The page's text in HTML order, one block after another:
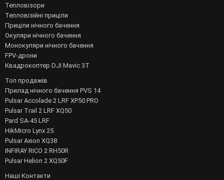
Тепловізори
Тепловізійні приціли
Приціли нічного бачення
Окуляри нічного бачення
Монокуляри нічного бачення
FPV-дрони
Квадрокоптер DJI Mavic 3T
Топ продажів
Прилад нічного бачення PVS 14
Pulsar Accolade 2 LRF XP50 PRO
Pulsar Trail 2 LRF XQ50
Pard SA-45 LRF
HikMicro Lynx 25
Pulsar Axion XQ38
INFIRAY RICO 2 RH50R
Pulsar Helion 2 XQ50F
Наші Контакти